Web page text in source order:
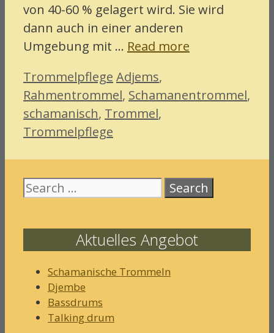
von 40-60 % gelagert wird. Sie wird
dann auch in einer anderen
Umgebung mit … Read more
Categories
Trommelpflege Tags
Adjems,
Rahmentrommel, Schamanentrommel,
schamanisch, Trommel,
Trommelpflege
Search
for:
Aktuelles Angebot
Schamanische Trommeln
Djembe
Bassdrums
Talking drum